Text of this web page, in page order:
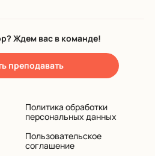
Ждем вас в команде!
преподавать
Политика обработки
персональных данных
Пользовательское
соглашение